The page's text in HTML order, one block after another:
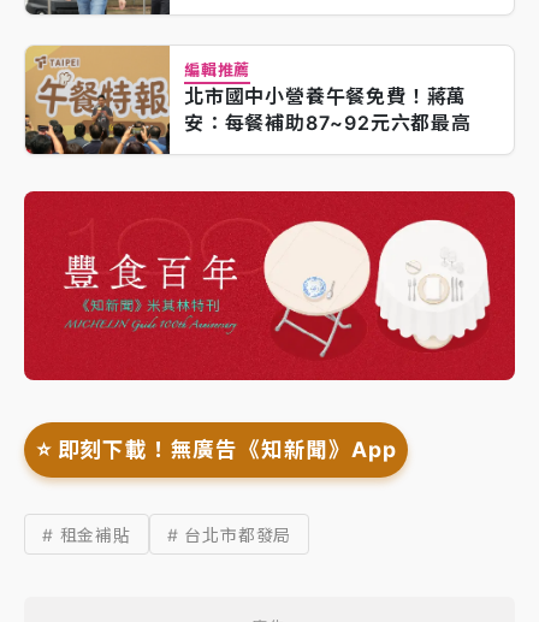
編輯推薦
北市國中小營養午餐免費！蔣萬
安：每餐補助87~92元六都最高
⭐️ 即刻下載！無廣告《知新聞》App
# 租金補貼 # 台北市都發局